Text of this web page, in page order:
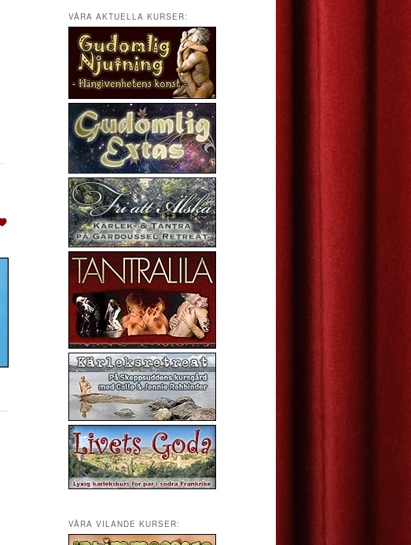
VÅRA AKTUELLA KURSER:
VÅRA VILANDE KURSER: